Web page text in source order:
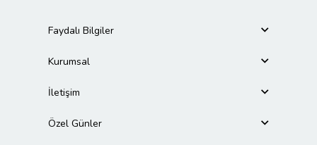
Faydalı Bilgiler
Kurumsal
İletişim
Özel Günler